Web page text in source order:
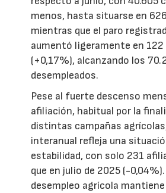
menos, hasta situarse en
mientras que el paro
aumentó ligeramente en 122
(+0,17%), alcanzando los
desempleados.
Pese al fuerte descenso
afiliación, habitual por la
distintas campañas
interanual refleja una
estabilidad, con solo 231
que en julio de 2025 (-
desempleo agrícola